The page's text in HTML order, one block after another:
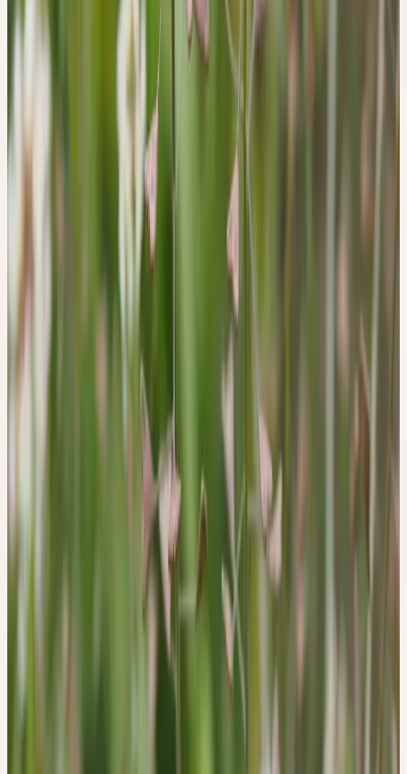
elektromagnetische Strahlung empfangen oder ausstrahlen. Dies ist
in der belebten Natur genauso. Auch hier gibt es «Antennen»,
lange Dornen oder Haare zum Beispiel.
Vertikale und horizontale Linien prägen das Bild eines
Hirtentäschelbestands. Sie sind in der Lage und haben die
Aufgabe, Strahlung – in diesem Fall Lebensenergie –
aufzunehmen oder abzustrahlen. Um eine zielgerichtete Bewegung
grafisch zum Ausdruck zu bringen, zeichnen wir einen Pfeil. Die
Spitze eines Pfeils zeigt immer in die Richtung der Bewegung
Auch in der Natur gibt es Pfeile, allerdings viel seltener als
Betrachten wir einmal die Form der Fruchtschoten. Es sind Pfeile,
die nach innen, zur Pflanze hin gerichtet sind. Nach innen
gerichtete Pfeile sind eine sehr grosse Ausnahme.
Diese Pfeile deuten an, in welche Richtung die Lebenskräfte des
Hirtentäschels strömen. Beim Hirtentäschel haben wir also keine
Ausstrahlung wie bei allen anderen Pflanzen, die mit ihren
ausstrahlenden Kräften nach aussen hin kommunizieren, sondern
der Fluss der Kräfte strömt in der Gegenrichtung. Das heisst, das
tiefste Wesen dieser Pflanze besteht darin, auch nur den geringsten
Verlust an Lebenskraft möglichst zu vermeiden. Aus dieser
Wesensart lässt sich die blutstillende Wirkung bestens verstehen,
denn Blut ist pure Lebenskraft.